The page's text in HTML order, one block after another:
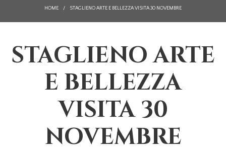
HOME / STAGLIENO ARTE E BELLEZZA VISITA 30 NOVEMBRE
STAGLIENO ARTE
E BELLEZZA
VISITA 30
NOVEMBRE